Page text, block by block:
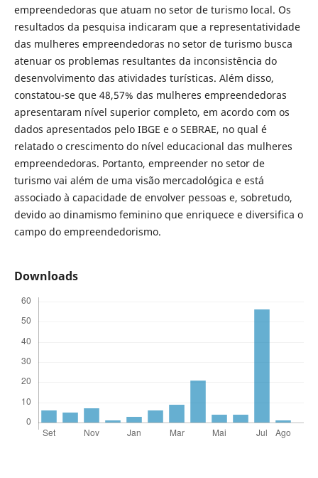
empreendedoras que atuam no setor de turismo local. Os
resultados da pesquisa indicaram que a representatividade
das mulheres empreendedoras no setor de turismo busca
atenuar os problemas resultantes da inconsistência do
desenvolvimento das atividades turísticas. Além disso,
constatou-se que 48,57% das mulheres empreendedoras
apresentaram nível superior completo, em acordo com os
dados apresentados pelo IBGE e o SEBRAE, no qual é
relatado o crescimento do nível educacional das mulheres
empreendedoras. Portanto, empreender no setor de
turismo vai além de uma visão mercadológica e está
associado à capacidade de envolver pessoas e, sobretudo,
devido ao dinamismo feminino que enriquece e diversifica o
campo do empreendedorismo.
Downloads